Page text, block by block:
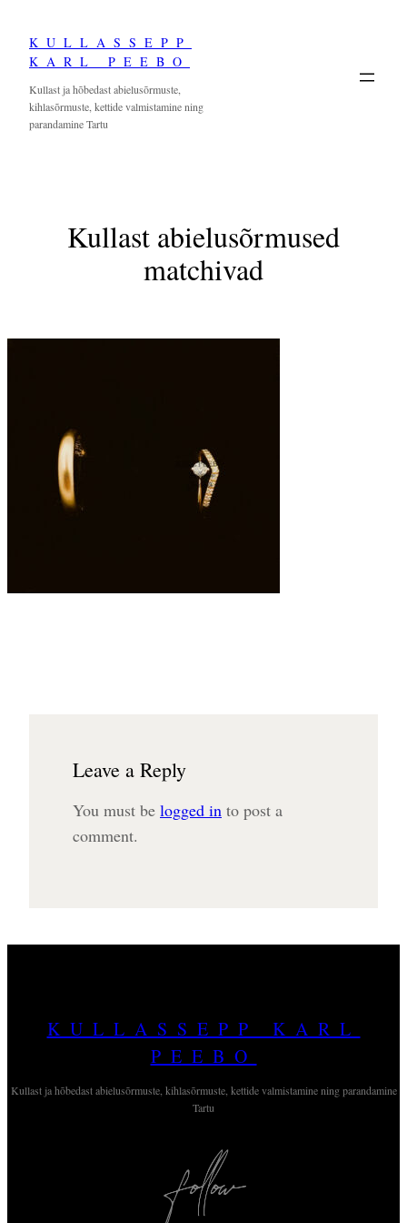
content
KULLASSEPP
KARL PEEBO
Kullast ja hõbedast abielusõrmuste,
kihlasõrmuste, kettide valmistamine ning
parandamine Tartu
Kullast abielusõrmused
matchivad
Leave a Reply
You must be logged in to post a
comment.
KULLASSEPP KARL
PEEBO
Kullast ja hõbedast abielusõrmuste, kihlasõrmuste, kettide valmistamine ning parandamine
Tartu